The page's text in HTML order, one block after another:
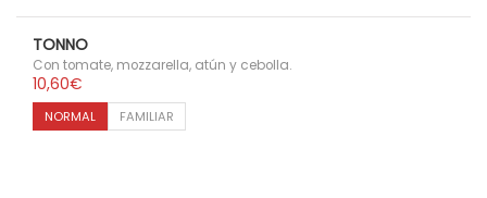
TONNO
Con tomate, mozzarella, atún y cebolla.
10,60€
NORMAL FAMILIAR